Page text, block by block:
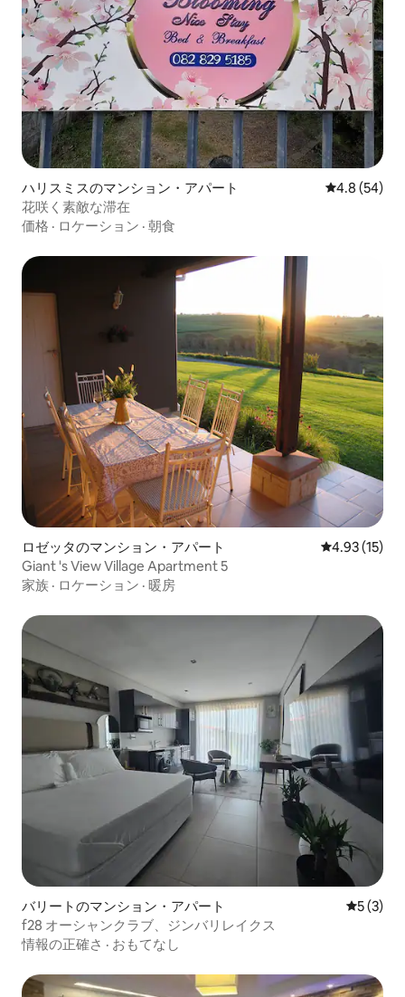
ハリスミスのマンション・アパート レビュー54
4.8 (54)
花咲く素敵な滞在
価格 · ロケーション · 朝食
ロゼッタのマンション・アパート レビュー15
4.93 (15)
Giant 's View Village Apartment 5
家族 · ロケーション · 暖房
バリートのマンション・アパート レビュー
5 (3)
f28 オーシャンクラブ、ジンバリレイクス
情報の正確さ · おもてなし